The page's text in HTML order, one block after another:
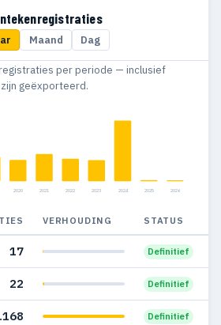
29
53
34
Maand Dag
per periode — inclusief
geëxporteerd.
2020 2021 2022 2023 2024 2025 2026
VERHOUDING STATUS
17 Definitief
22 Definitief
Definitief